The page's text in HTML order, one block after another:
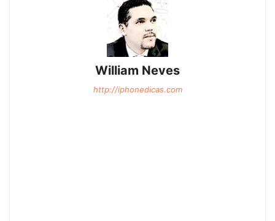
William Neves
http://iphonedicas.com